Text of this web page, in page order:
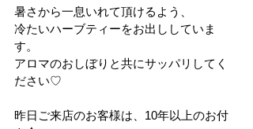
暑さから一息いれて頂けるよう、
冷たいハーブティーをお出ししていま
す。
アロマのおしぼりと共にサッパリしてく
ださい♡
昨日ご来店のお客様は、10年以上のお付